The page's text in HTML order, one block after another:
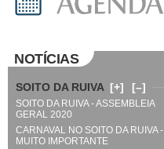
NOTÍCIAS
SOITO DA RUIVA [+] [–]
SOITO DA RUIVA - ASSEMBLEIA
GERAL 2020
CARNAVAL NO SOITO DA RUIVA -
MUITO IMPORTANTE